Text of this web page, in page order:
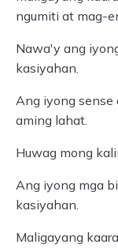
ngumiti at mag-
Nawa'y ang
kasiyahan.
Ang iyong sense
aming lahat.
Huwag mong
Ang iyong mga
kasiyahan.
Maligayang